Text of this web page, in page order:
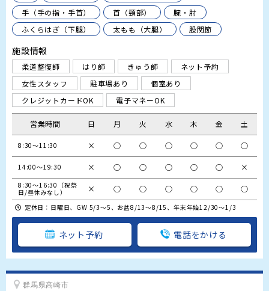
手（手の指・手首）
首（頸部）
腕・肘
ふくらはぎ（下腿）
太もも（大腿） 股関節
施設情報
柔道整復師 はり師 きゅう師
ネット予約
女性スタッフ
駐車場あり
個室あり
クレジットカードOK
電子マネーOK
営業時間 日 月 火 水 木 金 土
8:30～11:30 × ○ ○ ○ ○ ○ ○
14:00～19:30 × ○ ○ ○ ○ ○ ×
8:30～16:30（祝祭
日/昼休みなし）
× ○ ○ ○ ○ ○ ○
定休日：日曜日、GW 5/3～5、お盆8/13～8/15、年末年始12/30～1/3
ネット予約 電話をかける
群馬県高崎市